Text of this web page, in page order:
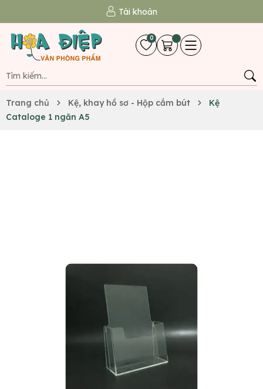
Tài khoản
0
Trang chủ Kệ, khay hồ sơ - Hộp cắm bút
Kệ
Cataloge 1 ngăn A5